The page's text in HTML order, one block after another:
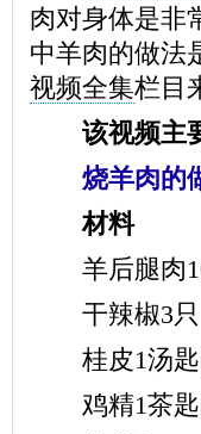
肉对身体是非
中羊肉的做法
视频全集栏目
该视频主
烧羊肉的
材料
羊后腿肉
干辣椒3只
桂皮1汤匙
鸡精1茶匙